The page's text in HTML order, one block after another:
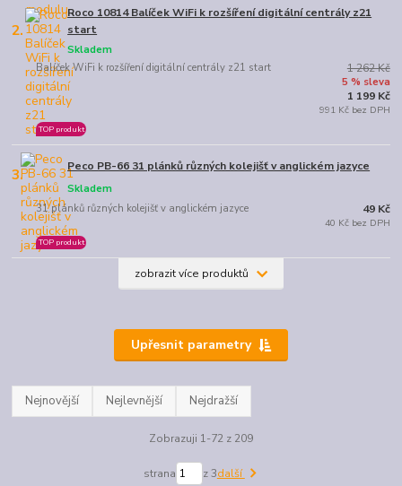
2.
Roco 10814 Balíček WiFi k rozšíření digitální centrály z21
start
Balíček WiFi k rozšíření digitální centrály z21 start
Skladem
TOP produkt
1 262 Kč
5 % sleva
1 199 Kč
991 Kč bez DPH
3. Peco PB-66 31 plánků různých kolejišť v anglickém jazyce
31 plánků různých kolejišť v anglickém jazyce
Skladem
TOP produkt
49 Kč
40 Kč bez DPH
zobrazit více produktů
Upřesnit parametry
Nejnovější Nejlevnější Nejdražší
Zobrazuji 1-72 z 209
strana z 3další